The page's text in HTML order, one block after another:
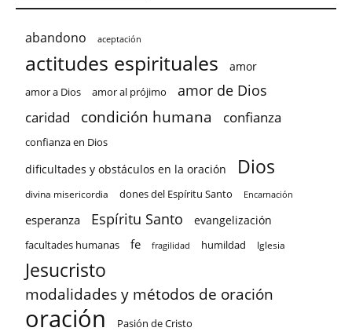
abandono aceptación
actitudes espirituales amor
amor a Dios amor al prójimo amor de Dios
caridad condición humana confianza
confianza en Dios
dificultades y obstáculos en la oración Dios
divina misericordia dones del Espíritu Santo Encarnación
esperanza Espíritu Santo evangelización
facultades humanas fe fragilidad humildad Iglesia
Jesucristo
modalidades y métodos de oración
oración Pasión de Cristo